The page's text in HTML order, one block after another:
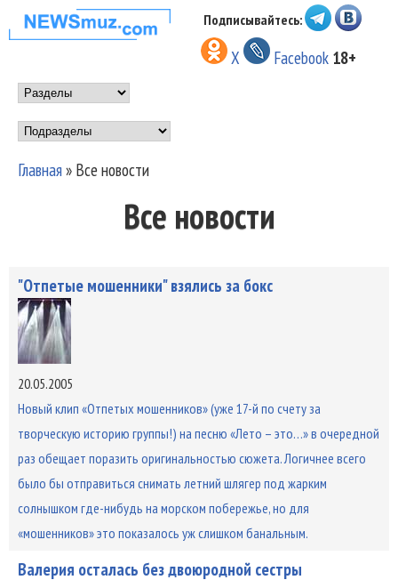
Перейти к основному
содержанию
НОВОСТИ
МУЗЫКИ И
ШОУ БИЗНЕСА
NEWSMUZ.COM
Подписывайтесь:
X Facebook 18+
Main menu
Подразделы
Главная» Все новости
Все новости
"Отпетые мошенники" взялись за бокс
20.05.2005
Новый клип «Отпетых мошенников» (уже 17-й по счету за
творческую историю группы!) на песню «Лето – это…» в очередной
раз обещает поразить оригинальностью сюжета. Логичнее всего
было бы отправиться снимать летний шлягер под жарким
солнышком где-нибудь на морском побережье, но для
«мошенников» это показалось уж слишком банальным.
Валерия осталась без двоюродной сестры